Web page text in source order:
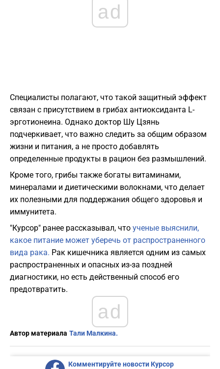
ad
Специалисты полагают, что такой защитный эффект
связан с присутствием в грибах антиоксиданта L-
эрготионеина. Однако доктор Шу Цзянь
подчеркивает, что важно следить за общим образом
жизни и питания, а не просто добавлять
определенные продукты в рацион без размышлений.
Кроме того, грибы также богаты витаминами,
минералами и диетическими волокнами, что делает
их полезными для поддержания общего здоровья и
иммунитета.
"Курсор" ранее рассказывал, что ученые выяснили,
какое питание может уберечь от распространенного
вида рака. Рак кишечника является одним из самых
распространенных и опасных из-за поздней
диагностики, но есть действенный способ его
предотвратить.
ad
Автор материала Тали Малкина.
Комментируйте новости Курсор